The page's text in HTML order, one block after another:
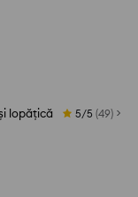
lopățică 5/5 (49)